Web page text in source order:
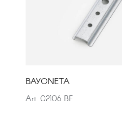
BAYONETA
Art. 02106 BF